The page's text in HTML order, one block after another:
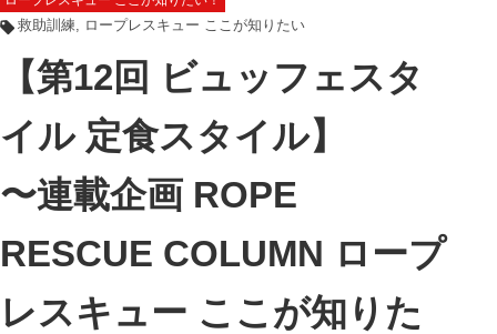
救助訓練 ロープレスキュー ここが知りたい
【第12回 ビュッフェスタ
イル 定食スタイル】
〜連載企画 ROPE
RESCUE COLUMN ロープ
レスキュー ここが知りた